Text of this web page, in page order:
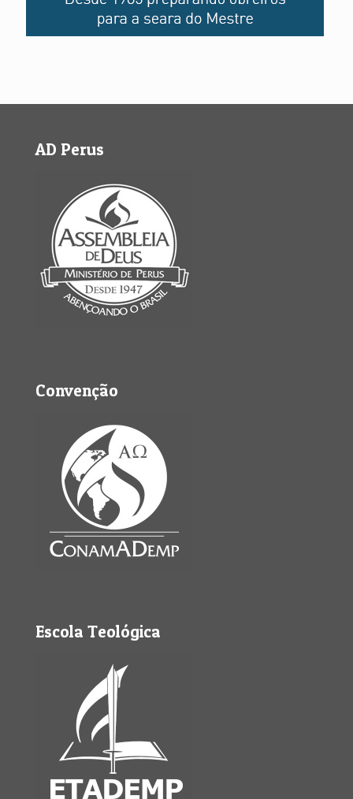
AD Perus
Convenção
Escola Teológica